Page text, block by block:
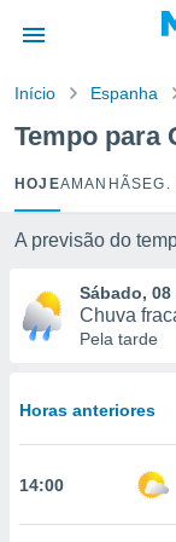
da
foi
as
fornecidas
ou
Início Espanha
Tempo para
HOJEAMANHÃSEG.
A previsão do
Sábado,
Chuva
Pela tarde
Horas anteriores
14:00